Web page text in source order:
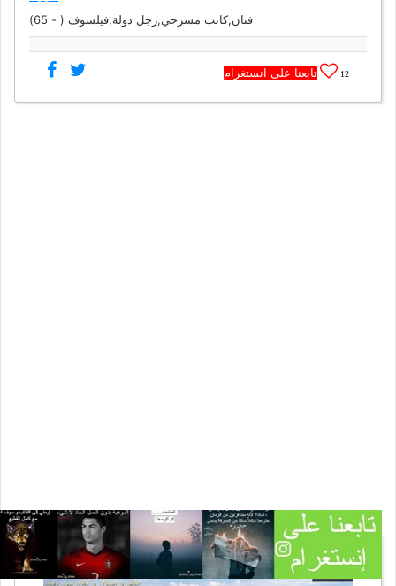
فنان,كاتب مسرحي,رجل دولة,فيلسوف ( - 65)
12 تابعنا على انستغرام